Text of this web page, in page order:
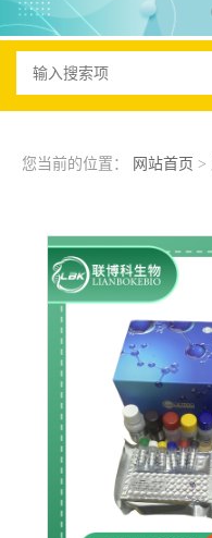
您当前的位置： 网站首页 >